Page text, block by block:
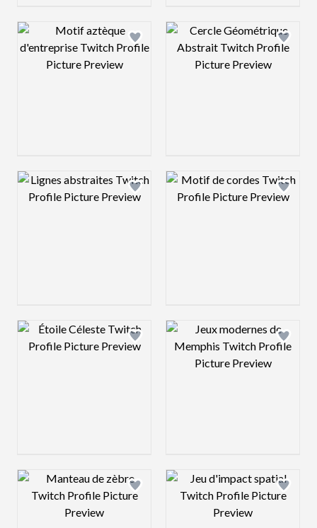
Design preview image Design preview
Design preview image Design preview
Design preview image Design preview
Design preview image Design preview